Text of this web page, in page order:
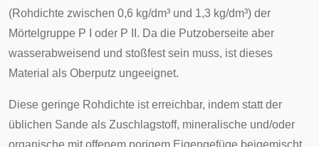
(Rohdichte zwischen 0,6 kg/dm³ und 1,3 kg/dm³) der
Mörtelgruppe P I oder P II. Da die Putzoberseite aber
wasserabweisend und stoßfest sein muss, ist dieses
Material als Oberputz ungeeignet.
Diese geringe Rohdichte ist erreichbar, indem statt der
üblichen Sande als Zuschlagstoff, mineralische und/oder
organische mit offenem porigem Eigengefüge beigemischt